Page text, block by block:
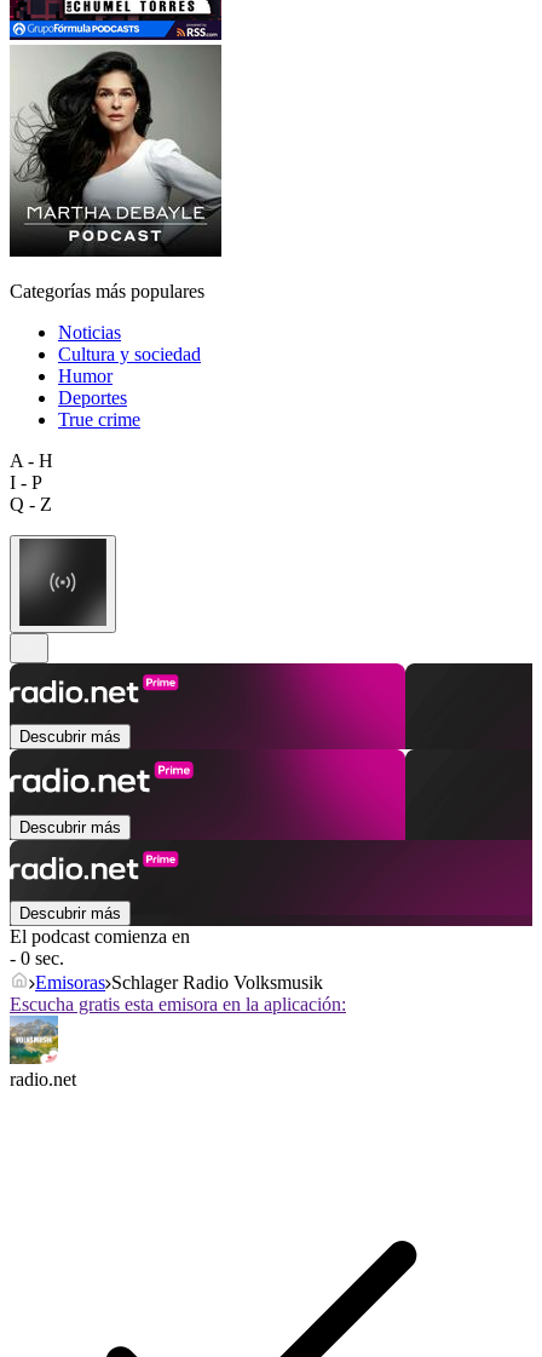
Categorías más populares
Noticias
Cultura y sociedad
Humor
Deportes
True crime
A - H
I - P
Q - Z
Descubrir más
Descubrir más
Descubrir más
El podcast comienza en
- 0 sec.
Emisoras Schlager Radio Volksmusik
Escucha gratis esta emisora en la aplicación:
radio.net